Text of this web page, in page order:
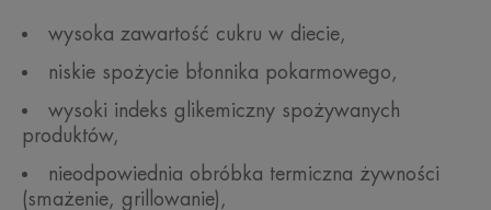
wysoka zawartość cukru w diecie,
niskie spożycie błonnika pokarmowego,
wysoki indeks glikemiczny spożywanych
produktów,
nieodpowiednia obróbka termiczna żywności
(smażenie, grillowanie),